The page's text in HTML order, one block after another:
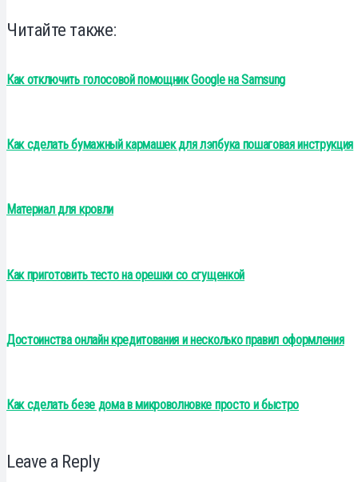
Читайте также:
Как отключить голосовой помощник Google на Samsung
Как сделать бумажный кармашек для лэпбука пошаговая инструкция
Материал для кровли
Как приготовить тесто на орешки со сгущенкой
Достоинства онлайн кредитования и несколько правил оформления
Как сделать безе дома в микроволновке просто и быстро
Leave a Reply